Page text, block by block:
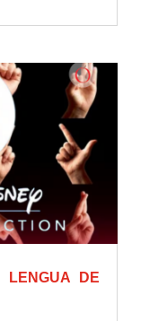
LENGUA DE